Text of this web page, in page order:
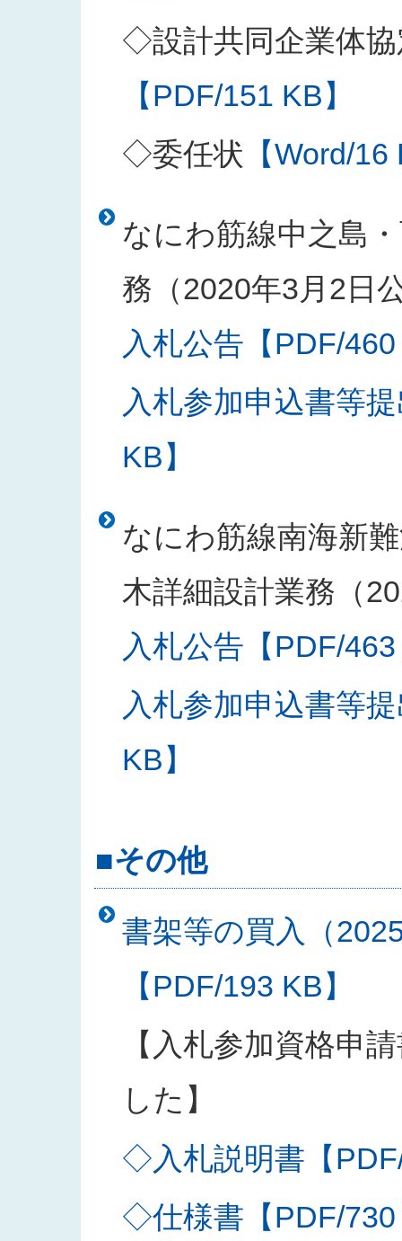
◇設計共同企業体協
【PDF/151 KB】
◇委任状 【Word/
なにわ筋線中之島
務（2020年3月2日
入札公告【PDF/
入札参加申込書等
KB】
なにわ筋線南海新
木詳細設計業務（
入札公告【PDF/
入札参加申込書等
KB】
■その他
書架等の買入（
【PDF/193 KB】
【入札参加資格申
した】
◇入札説明書【
◇仕様書【PDF/730